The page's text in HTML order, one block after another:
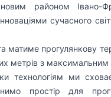
районом Івано-
сучасного
матиме прогулянкову
метрів з максимальним
технологіям ми
простір для